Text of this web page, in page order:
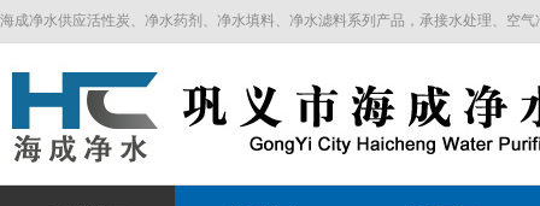
海成净水供应活性炭、净水药剂、净水填料、净水滤料系列产品，承接水处理、空气